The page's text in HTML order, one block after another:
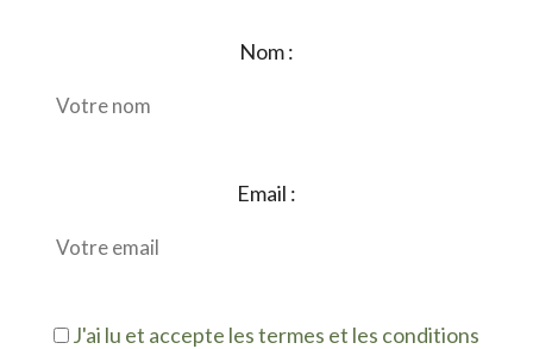
Nom :
Email :
J'ai lu et accepte les termes et les conditions